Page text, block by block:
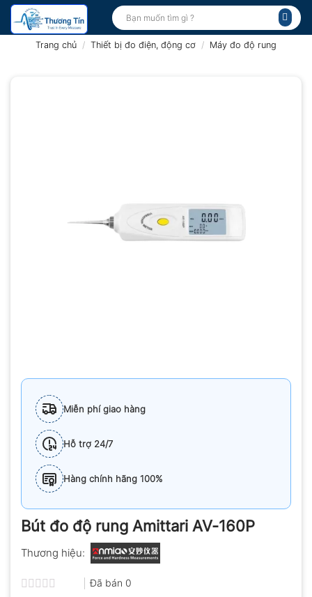
Bỏ
qua
Tìm
kiếm:
Trang chủ / Thiết bị đo điện, động cơ / Máy đo độ rung
Miễn phí giao hàng
Hỗ trợ 24/7
Hàng chính hãng 100%
Bút đo độ rung Amittari AV-160P
Thương hiệu:
Đã bán 0